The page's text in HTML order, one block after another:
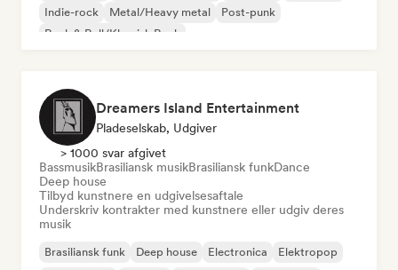
Indie-rock
Metal/Heavy metal
Post-punk
Rock & Roll/Klassisk Rock
Dreamers Island Entertainment
Pladeselskab, Udgiver
> 1000 svar afgivet
BassmusikBrasiliansk musikBrasiliansk funkDance
Deep house
Tilbyd kunstnere en udgivelsesaftale
Underskriv kontrakter med kunstnere eller udgiv deres
musik
Brasiliansk funk Deep house Electronica
Elektropop